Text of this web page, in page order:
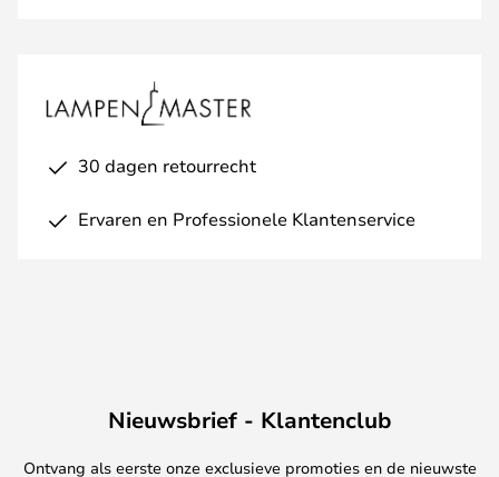
30 dagen retourrecht
Ervaren en Professionele Klantenservice
Nieuwsbrief - Klantenclub
Ontvang als eerste onze exclusieve promoties en de nieuwste